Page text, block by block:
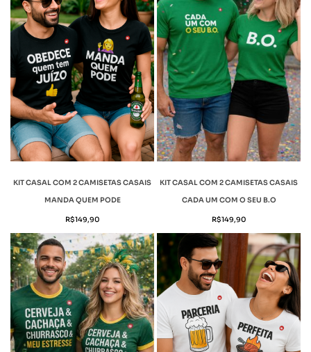
KIT CASAL COM 2 CAMISETAS CASAIS
MANDA QUEM PODE
R$149,90
KIT CASAL COM 2 CAMISETAS CASAIS
CADA UM COM O SEU B.O
R$149,90